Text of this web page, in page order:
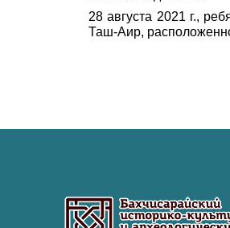
28 августа 2021 г.,
Таш-Аир,